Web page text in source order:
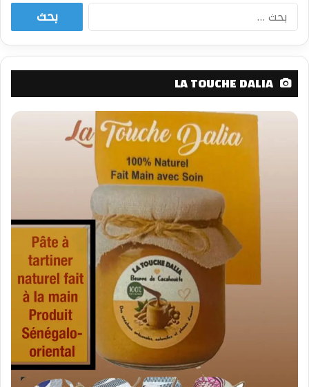
البحث
LA TOUCHE DALIA